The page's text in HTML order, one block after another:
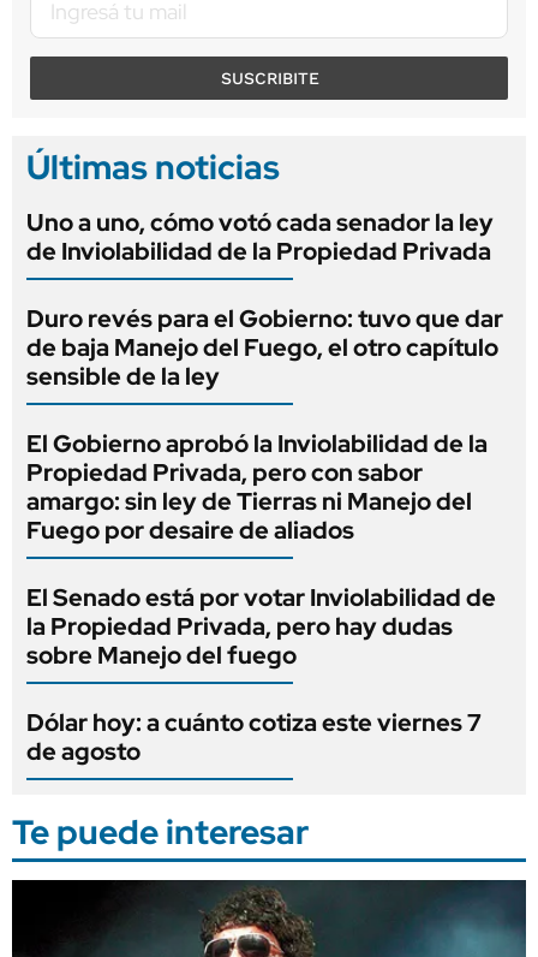
SUSCRIBITE
Últimas noticias
Uno a uno, cómo votó cada senador la ley
de Inviolabilidad de la Propiedad Privada
Duro revés para el Gobierno: tuvo que dar
de baja Manejo del Fuego, el otro capítulo
sensible de la ley
El Gobierno aprobó la Inviolabilidad de la
Propiedad Privada, pero con sabor
amargo: sin ley de Tierras ni Manejo del
Fuego por desaire de aliados
El Senado está por votar Inviolabilidad de
la Propiedad Privada, pero hay dudas
sobre Manejo del fuego
Dólar hoy: a cuánto cotiza este viernes 7
de agosto
Te puede interesar